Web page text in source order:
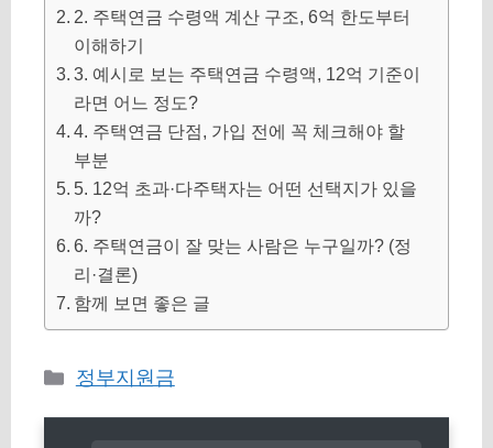
2. 주택연금 수령액 계산 구조, 6억 한도부터
이해하기
3. 예시로 보는 주택연금 수령액, 12억 기준이
라면 어느 정도?
4. 주택연금 단점, 가입 전에 꼭 체크해야 할
부분
5. 12억 초과·다주택자는 어떤 선택지가 있을
까?
6. 주택연금이 잘 맞는 사람은 누구일까? (정
리·결론)
함께 보면 좋은 글
카
정부지원금